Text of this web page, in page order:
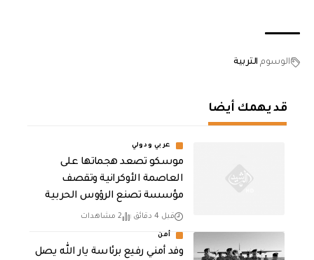
الوسوم التربية
قد يهمك أيضا
عربي ودولي
موسكو تصعد هجماتها على
العاصمة الأوكرانية وتقصف
مؤسسة تصنع الرؤوس الحربية
قبل 4 دقائق 2 مشاهدات
أمن
وفد أمني رفيع برئاسة يار الله يصل